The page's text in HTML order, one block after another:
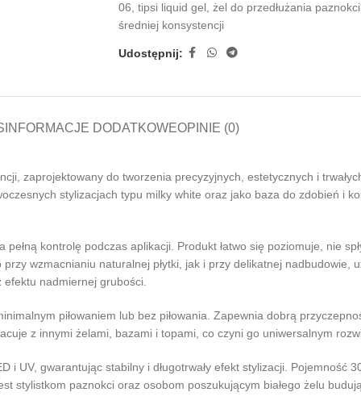
06 tipsi liquid gel, żel do przedłużania paznokci,
średniej konsystencji
Udostępnij:
INFORMACJE DODATKOWEOPINIE (0)
zaprojektowany do tworzenia precyzyjnych, estetycznych i
stylizacjach typu milky white oraz jako baza do zdobień i
kontrolę podczas aplikacji. Produkt łatwo się poziomuje, nie
wzmacnianiu naturalnej płytki, jak i przy delikatnej nadbudowie,
nadmiernej grubości.
piłowaniem lub bez piłowania. Zapewnia dobrą
z innymi żelami, bazami i topami, co czyni go uniwersalnym
UV, gwarantując stabilny i długotrwały efekt stylizacji. Pojemność
stylistkom paznokci oraz osobom poszukującym białego żelu